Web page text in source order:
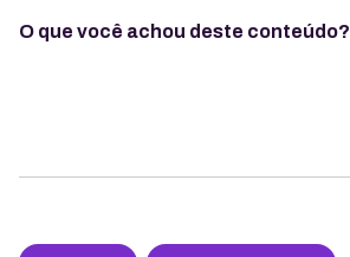
O que você achou deste conteúdo?